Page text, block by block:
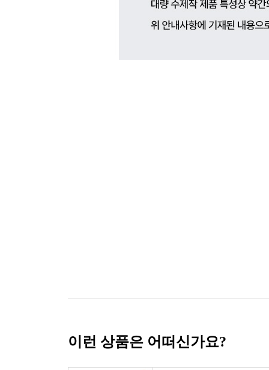
이런 상품은 어떠신가요?